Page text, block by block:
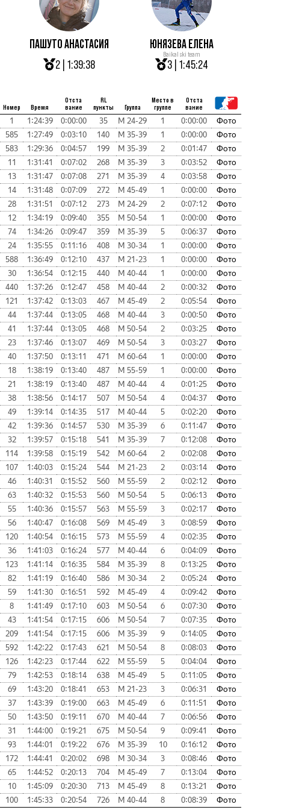
ПАШУТО АНАСТАСИЯ
2 | 1:39:38
ЮНЯЗЕВА ЕЛЕНА
Baikal ski team
3 | 1:45:24
Номер Время
Отста
вание
RL
пункты
Группа
Место в
группе
Отста
вание
1 1:24:39 0:00:00 35 М 24-29 1 0:00:00
Фото
585 1:27:49 0:03:10 140 М 35-39 1 0:00:00
Фото
583 1:29:36 0:04:57 199 М 35-39 2 0:01:47
Фото
11 1:31:41 0:07:02 268 М 35-39 3 0:03:52
Фото
13 1:31:47 0:07:08 271 М 35-39 4 0:03:58
Фото
14 1:31:48 0:07:09 272 М 45-49 1 0:00:00
Фото
28 1:31:51 0:07:12 273 М 24-29 2 0:07:12
Фото
12 1:34:19 0:09:40 355 М 50-54 1 0:00:00
Фото
74 1:34:26 0:09:47 359 М 35-39 5 0:06:37
Фото
24 1:35:55 0:11:16 408 М 30-34 1 0:00:00
Фото
588 1:36:49 0:12:10 437 М 21-23 1 0:00:00
Фото
30 1:36:54 0:12:15 440 М 40-44 1 0:00:00
Фото
440 1:37:26 0:12:47 458 М 40-44 2 0:00:32
Фото
121 1:37:42 0:13:03 467 М 45-49 2 0:05:54
Фото
44 1:37:44 0:13:05 468 М 40-44 3 0:00:50
Фото
41 1:37:44 0:13:05 468 М 50-54 2 0:03:25
Фото
23 1:37:46 0:13:07 469 М 50-54 3 0:03:27
Фото
40 1:37:50 0:13:11 471 М 60-64 1 0:00:00
Фото
18 1:38:19 0:13:40 487 М 55-59 1 0:00:00
Фото
21 1:38:19 0:13:40 487 М 40-44 4 0:01:25
Фото
38 1:38:56 0:14:17 507 М 50-54 4 0:04:37
Фото
49 1:39:14 0:14:35 517 М 40-44 5 0:02:20
Фото
42 1:39:36 0:14:57 530 М 35-39 6 0:11:47
Фото
32 1:39:57 0:15:18 541 М 35-39 7 0:12:08
Фото
114 1:39:58 0:15:19 542 М 60-64 2 0:02:08
Фото
107 1:40:03 0:15:24 544 М 21-23 2 0:03:14
Фото
46 1:40:31 0:15:52 560 М 55-59 2 0:02:12
Фото
63 1:40:32 0:15:53 560 М 50-54 5 0:06:13
Фото
55 1:40:36 0:15:57 563 М 55-59 3 0:02:17
Фото
56 1:40:47 0:16:08 569 М 45-49 3 0:08:59
Фото
120 1:40:54 0:16:15 573 М 55-59 4 0:02:35
Фото
36 1:41:03 0:16:24 577 М 40-44 6 0:04:09
Фото
123 1:41:14 0:16:35 584 М 35-39 8 0:13:25
Фото
82 1:41:19 0:16:40 586 М 30-34 2 0:05:24
Фото
59 1:41:30 0:16:51 592 М 45-49 4 0:09:42
Фото
8 1:41:49 0:17:10 603 М 50-54 6 0:07:30
Фото
43 1:41:54 0:17:15 606 М 50-54 7 0:07:35
Фото
209 1:41:54 0:17:15 606 М 35-39 9 0:14:05
Фото
592 1:42:22 0:17:43 621 М 50-54 8 0:08:03
Фото
126 1:42:23 0:17:44 622 М 55-59 5 0:04:04
Фото
79 1:42:53 0:18:14 638 М 45-49 5 0:11:05
Фото
69 1:43:20 0:18:41 653 М 21-23 3 0:06:31
Фото
37 1:43:39 0:19:00 663 М 45-49 6 0:11:51
Фото
50 1:43:50 0:19:11 670 М 40-44 7 0:06:56
Фото
31 1:44:00 0:19:21 675 М 50-54 9 0:09:41
Фото
93 1:44:01 0:19:22 676 М 35-39 10 0:16:12
Фото
172 1:44:41 0:20:02 698 М 30-34 3 0:08:46
Фото
65 1:44:52 0:20:13 704 М 45-49 7 0:13:04
Фото
10 1:45:09 0:20:30 713 М 45-49 8 0:13:21
Фото
100 1:45:33 0:20:54 726 М 40-44 8 0:08:39 Фото